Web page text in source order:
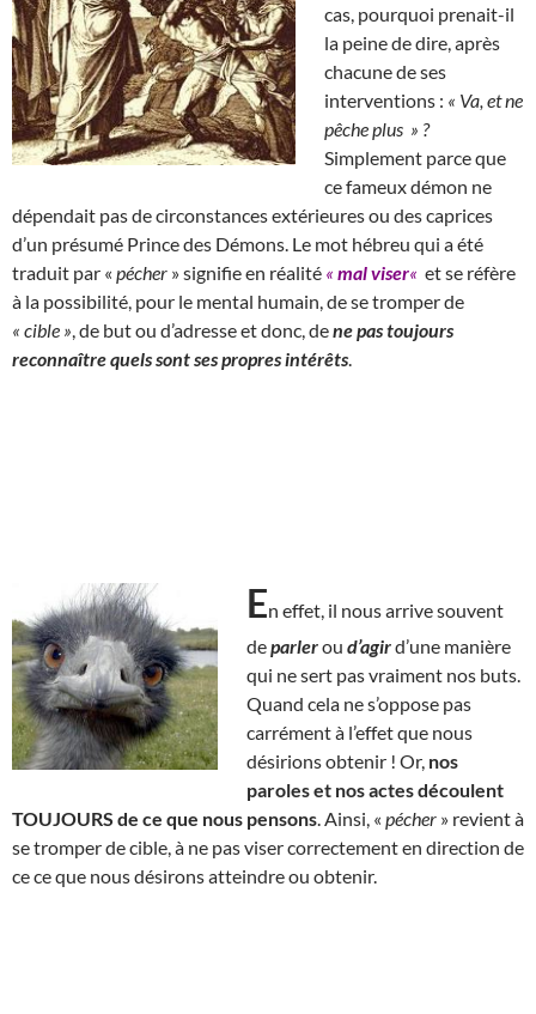
cas, pourquoi prenait-il
la peine de dire, après
chacune de ses
interventions : « Va, et ne
pêche plus » ?
Simplement parce que
ce fameux démon ne
dépendait pas de circonstances extérieures ou des caprices
d’un présumé Prince des Démons. Le mot hébreu qui a été
traduit par « pécher » signifie en réalité « mal viser« et se réfère
à la possibilité, pour le mental humain, de se tromper de
« cible » , de but ou d’adresse et donc, dene pas toujours
reconnaître quels sont ses propres intérêts
En effet, il nous arrive souvent
deparlerou d’agird’une manière
qui ne sert pas vraiment nos buts.
Quand cela ne s’oppose pas
carrément à l’effet que nous
désirions obtenir ! Or, nos
paroles et nos actes découlent
TOUJOURS de ce que nous pensons . Ainsi, « pécher » revient à
se tromper de cible, à ne pas viser correctement en direction de
ce ce que nous désirons atteindre ou obtenir.